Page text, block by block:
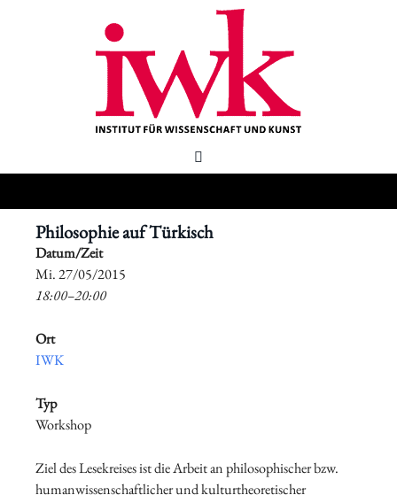
Philosophie auf Türkisch
Datum/Zeit
​Mi. 27/05/2015
18:00–20:00
Ort
IWK
Typ
Workshop
Ziel des Lesekreises ist die Arbeit an philosophischer bzw.
humanwissenschaftlicher und kulturtheoretischer